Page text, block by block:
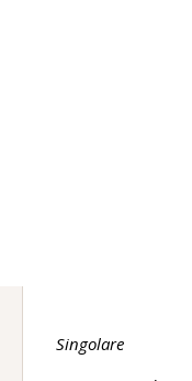
Singolare